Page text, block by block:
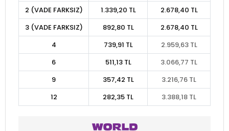
2 (VADE FARKSIZ)
1.339,20 TL
2.678,40 TL
3 (VADE FARKSIZ)
892,80 TL
2.678,40 TL
4
739,91 TL
2.959,63 TL
6
511,13 TL
3.066,77 TL
9
357,42 TL
3.216,76 TL
12
282,35 TL 3.388,18 TL